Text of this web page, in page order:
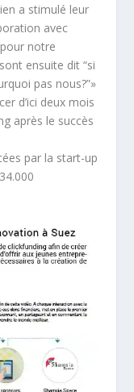
a stimulé leur
avec
notre
ensuite dit “si
pas nous?”»
d’ici deux mois
après le succès
par la start-up